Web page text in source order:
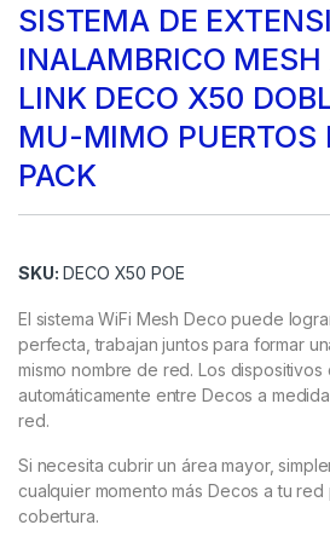
SISTEMA DE
INALAMBRICO
LINK DECO X50
MU-MIMO PUERTOS
PACK
SKU: DECO X50 POE
El sistema WiFi Mesh Deco puede
perfecta, trabajan juntos para formar
mismo nombre de red. Los dispositivos
automáticamente entre Decos a
red.
Si necesita cubrir un área mayor,
cualquier momento más Decos a tu red
cobertura.